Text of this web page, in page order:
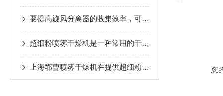
要提高旋风分离器的收集效率，可以考虑以下几个方面的优化
超细粉喷雾干燥机是一种常用的干燥设备
上海郓曹喷雾干燥机在提供超细粉收集率有什么优势 您